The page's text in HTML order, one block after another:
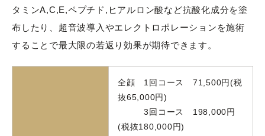
タミンA,C,E,ペプチド,ヒアルロン酸など抗酸化成分を塗
布したり、超音波導入やエレクトロポレーションを施術
することで最大限の若返り効果が期待できます。
全顔 1回コース 71,500円(税
抜65,000円)
3回コース 198,000円
(税抜180,000円)